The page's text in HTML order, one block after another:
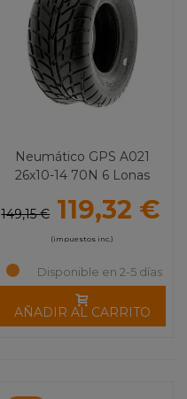
Neumático GPS A021
26x10-14 70N 6 Lonas
149,15 € 119,32 €
(impuestos inc.)
Disponible en 2-5 días
AÑADIR AL CARRITO